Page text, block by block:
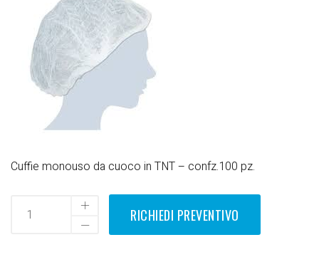
Cuffie monouso da cuoco in TNT – confz.100 pz.
RICHIEDI PREVENTIVO